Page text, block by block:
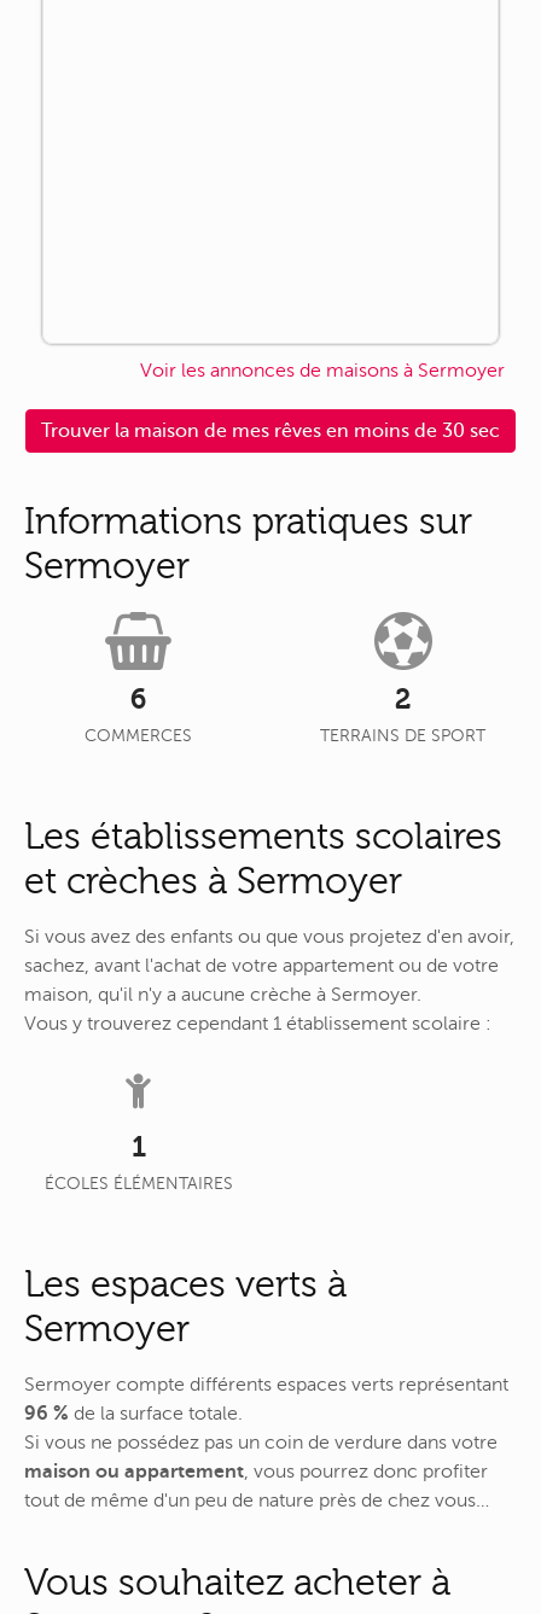
Voir les annonces de maisons à Sermoyer
Trouver la maison de mes rêves en moins de 30 sec
Informations pratiques sur
Sermoyer
6
COMMERCES
2
TERRAINS DE SPORT
Les établissements scolaires
et crèches à Sermoyer
Si vous avez des enfants ou que vous projetez d'en avoir,
sachez, avant l'achat de votre appartement ou de votre
maison, qu'il n'y a aucune crèche à Sermoyer.
Vous y trouverez cependant 1 établissement scolaire :
1
ÉCOLES ÉLÉMENTAIRES
Les espaces verts à
Sermoyer
Sermoyer compte différents espaces verts représentant
96 % de la surface totale.
Si vous ne possédez pas un coin de verdure dans votre
maison ou appartement, vous pourrez donc profiter
tout de même d'un peu de nature près de chez vous…
Vous souhaitez acheter à